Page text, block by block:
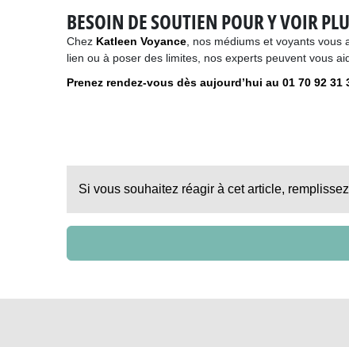
BESOIN DE SOUTIEN POUR Y VOIR
Chez Katleen Voyance , nos médiums et voyants
lien ou à poser des limites, nos experts peuvent vous
Prenez rendez-vous dès aujourd’hui au 01 70 92 31
Si vous souhaitez réagir à cet article,